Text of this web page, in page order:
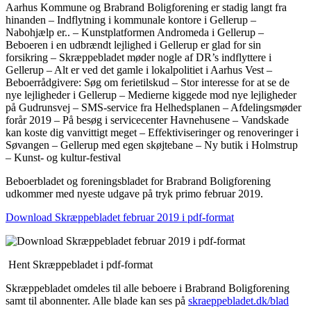
Aarhus Kommune og Brabrand Boligforening er stadig langt fra
hinanden – Indflytning i kommunale kontore i Gellerup –
Nabohjælp er.. – Kunstplatformen Andromeda i Gellerup –
Beboeren i en udbrændt lejlighed i Gellerup er glad for sin
forsikring – Skræppebladet møder nogle af DR’s indflyttere i
Gellerup – Alt er ved det gamle i lokalpolitiet i Aarhus Vest –
Beboerrådgivere: Søg om ferietilskud – Stor interesse for at se de
nye lejligheder i Gellerup – Medierne kiggede mod nye lejligheder
på Gudrunsvej – SMS-service fra Helhedsplanen – Afdelingsmøder
forår 2019 – På besøg i servicecenter Havnehusene – Vandskade
kan koste dig vanvittigt meget – Effektiviseringer og renoveringer i
Søvangen – Gellerup med egen skøjtebane – Ny butik i Holmstrup
– Kunst- og kultur-festival
Beboerbladet og foreningsbladet for Brabrand Boligforening
udkommer med nyeste udgave på tryk primo februar 2019.
Download Skræppebladet februar 2019 i pdf-format
Hent Skræppebladet i pdf-format
Skræppebladet omdeles til alle beboere i Brabrand Boligforening
samt til abonnenter. Alle blade kan ses på skraeppebladet.dk/blad